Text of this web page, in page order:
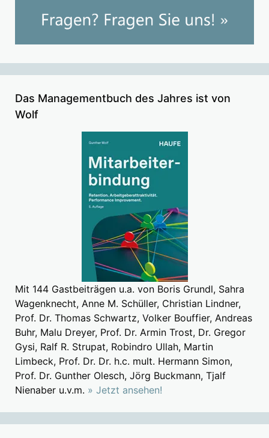
Das Managementbuch des Jahres ist von
Wolf
Mit 144 Gastbeiträgen u.a. von Boris Grundl, Sahra
Wagenknecht, Anne M. Schüller, Christian Lindner,
Prof. Dr. Thomas Schwartz, Volker Bouffier, Andreas
Buhr, Malu Dreyer, Prof. Dr. Armin Trost, Dr. Gregor
Gysi, Ralf R. Strupat, Robindro Ullah, Martin
Limbeck, Prof. Dr. Dr. h.c. mult. Hermann Simon,
Prof. Dr. Gunther Olesch, Jörg Buckmann, Tjalf
Nienaber u.v.m. » Jetzt ansehen!